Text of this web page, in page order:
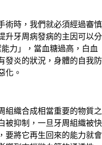
術時，我們就必須經過審慎
升牙周病發病的主因可以分
力」，當血糖過高，白血
發炎的狀況，身體的自我防
化。
組織合成相當重要的物質之
被抑制，一旦牙周組織被快
要將它再生回來的能力就會